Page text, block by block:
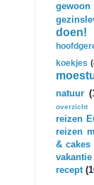
doen!
koekjes
natuur
overzicht
reizen
reizen
& cakes
recept